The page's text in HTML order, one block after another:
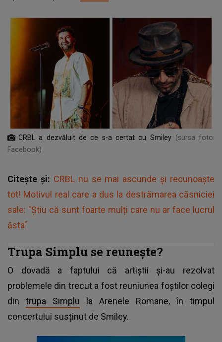
CRBL a dezvăluit de ce s-a certat cu Smiley (sursa foto:
Facebook)
Citește și: CRBL nu se mai ascunde și recunoaște
tot! Motivul real care a dus la destrămarea căsniciei
sale: "Știu că sunt foarte mulți care nu ar face lucrul
ăsta"
Trupa Simplu se reunește?
O dovadă a faptului că artiștii și-au rezolvat
problemele din trecut a fost reuniunea foștilor colegi
din trupa Simplu la Arenele Romane, în timpul
concertului susținut de Smiley.